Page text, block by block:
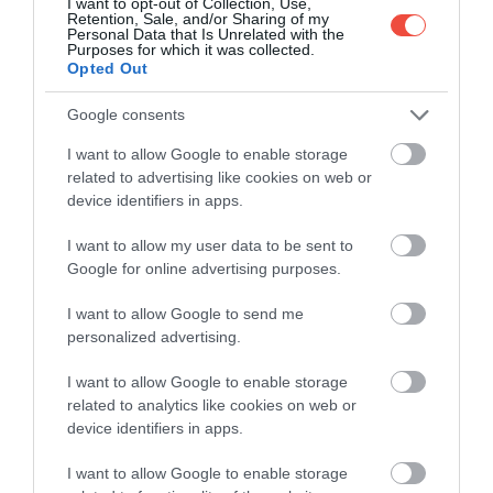
Retention, Sale, and/or Sharing of my
Personal Data that Is Unrelated with the
Purposes for which it was collected.
Opted Out
Google consents
I want to allow Google to enable storage
related to advertising like cookies on web or
device identifiers in apps.
I want to allow my user data to be sent to
Google for online advertising purposes.
I want to allow Google to send me
personalized advertising.
I want to allow Google to enable storage
related to analytics like cookies on web or
device identifiers in apps.
I want to allow Google to enable storage
A tisztított vajhoz közepes lángon kevergetés
nélkül olvasszuk fel a vajat, majd óvatosan
szedjük le a tetejéről a kivált habot.
Tegyük a tésztát egy serpenyőbe, adjuk hozzá a
lángon, folyamatos keverés mellett 30 perc alatt
pirítsuk ropogósra. Ezután terítsük szét egy
tálcán, és hagyjuk kihűlni.
Öntsük egy tálba a mascarponét és a cukrot,
majd egy botmixerrel óvatosan, lassú
a habtejszínt és nagyjából 8-10 perc alatt
krémesítsük tovább. Időnként állítsuk le a
gépet, és húzzuk le az edény oldalára ragadt
krémet.
Vágjuk ketté a mangót a magja mentén és
húsából. Ezek nagyobb részét pürésítsük, de